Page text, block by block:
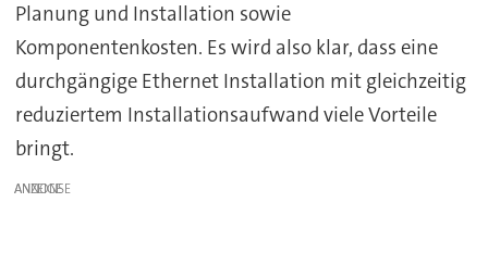
Planung und Installation sowie
Komponentenkosten. Es wird also klar, dass eine
durchgängige Ethernet Installation mit gleichzeitig
reduziertem Installationsaufwand viele Vorteile
bringt.
ANZEIGE